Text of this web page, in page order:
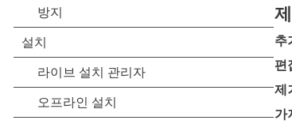
추
편
제
가